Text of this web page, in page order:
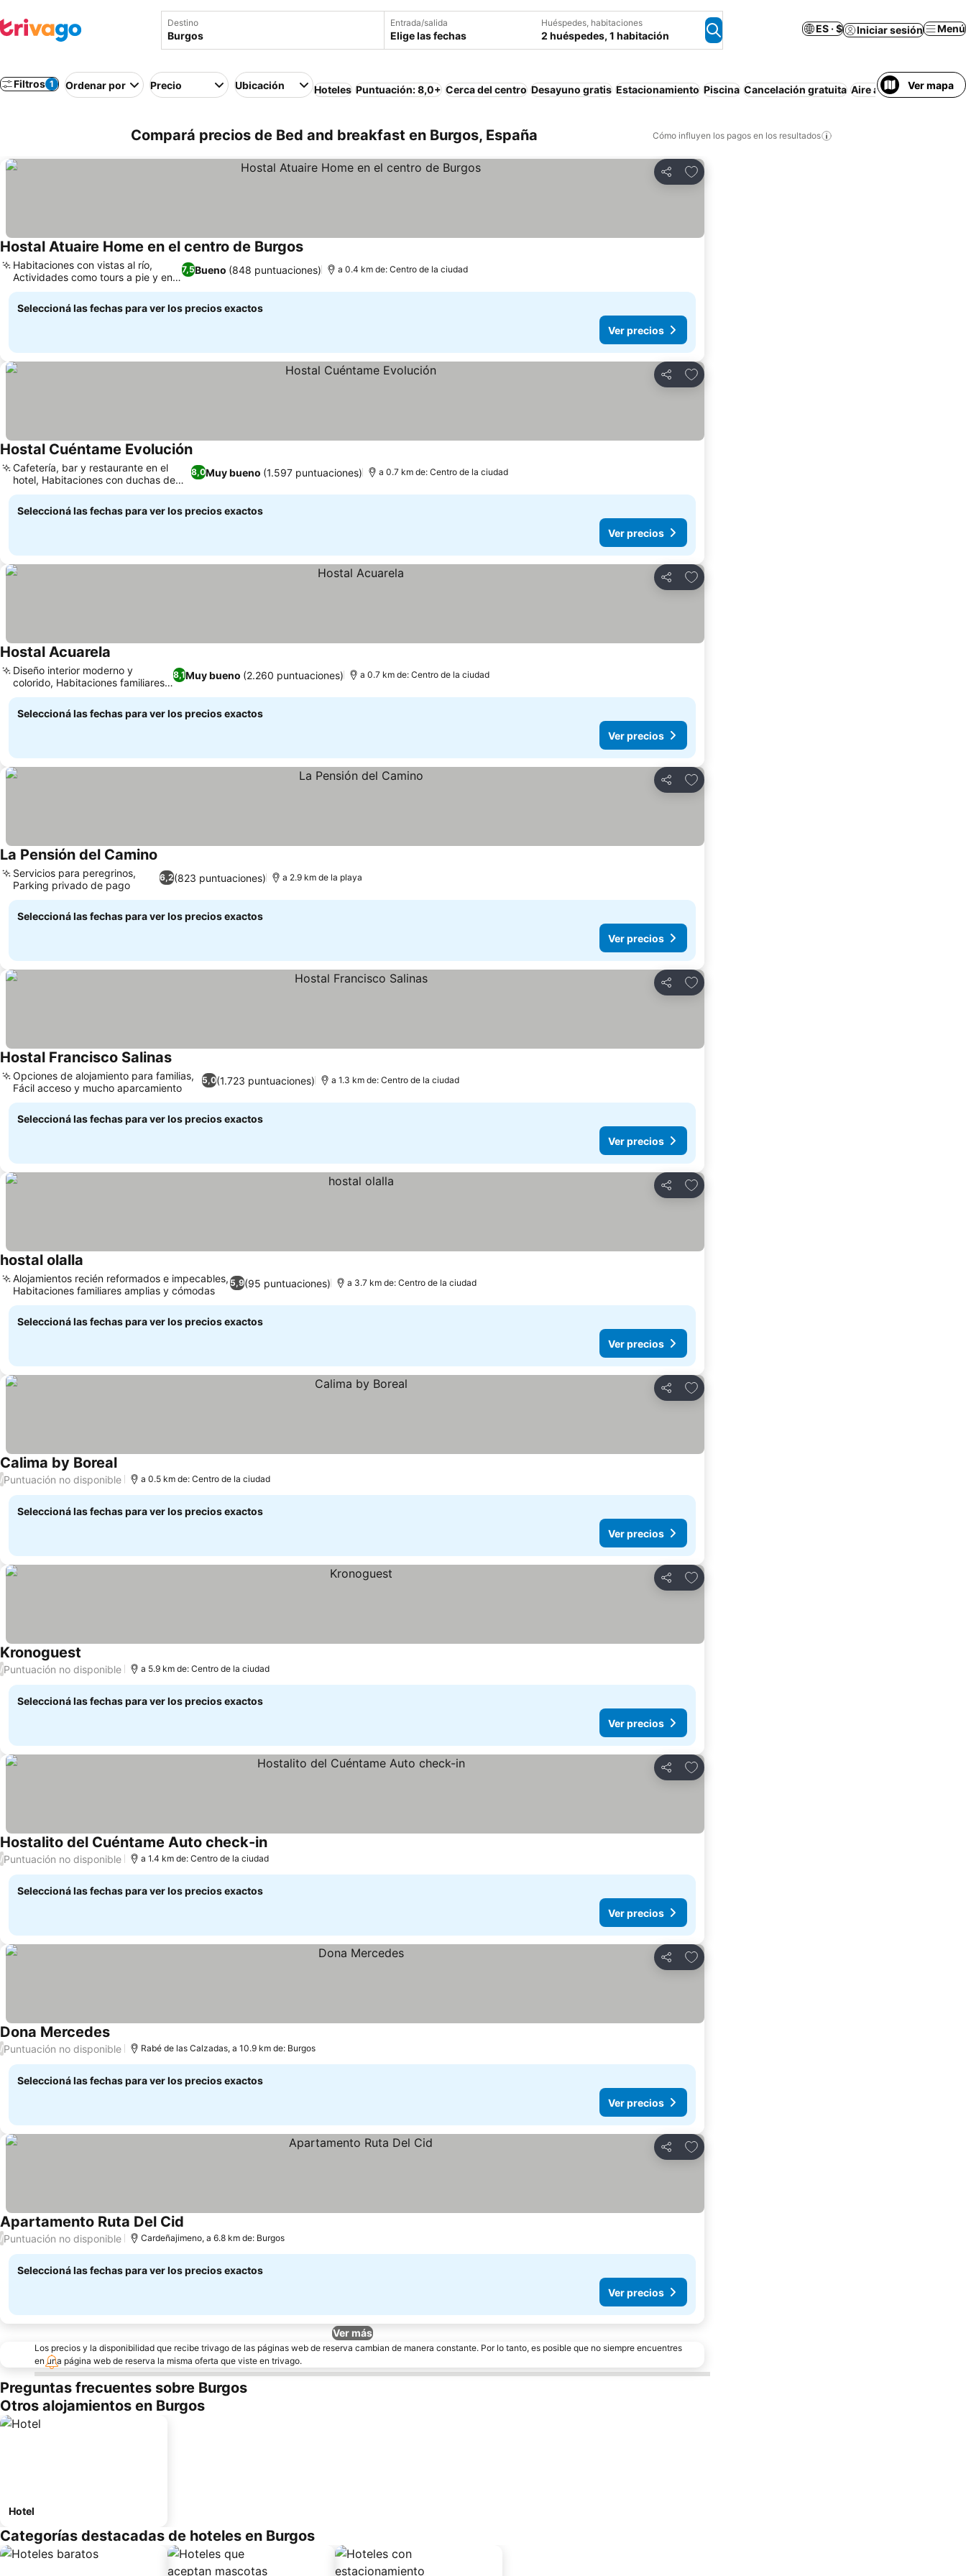
Destino Entrada/salida
Elige las fechas
Huéspedes, habitaciones
2 huéspedes, 1 habitación
ES · $ Iniciar sesión Menú
Filtros 1 Ordenar por Precio Ubicación Hoteles Puntuación: 8,0+ Cerca del centro Desayuno gratis Estacionamiento Piscina Cancelación gratuita Aire acondicionado
Ver mapa
Compará precios de Bed and breakfast en Burgos, España Cómo influyen los pagos en los resultados
Compartir
Añadir a favoritos
Hostal Atuaire Home en el centro de BurgosVer precios
7,5Bueno (848 puntuaciones)
Habitaciones con vistas al río,
Actividades como tours a pie y en
bici
a 0.4 km de: Centro de la ciudad
Seleccioná las fechas para ver los precios exactos
Ver precios
Compartir
Añadir a favoritos
Hostal Cuéntame EvoluciónVer precios
8,0Muy bueno (1.597 puntuaciones)
Cafetería, bar y restaurante en el
hotel, Habitaciones con duchas de
hidromasaje
a 0.7 km de: Centro de la ciudad
Seleccioná las fechas para ver los precios exactos
Ver precios
Compartir
Añadir a favoritos
Hostal Acuarela
8,1Muy bueno (2.260 puntuaciones)
Diseño interior moderno y
colorido, Habitaciones familiares y
estudios
a 0.7 km de: Centro de la ciudad
Seleccioná las fechas para ver los precios exactos
Ver precios
Compartir
Añadir a favoritos
La Pensión del Camino
6,2(823 puntuaciones)
Servicios para peregrinos,
Parking privado de pago
a 2.9 km de la playa
Seleccioná las fechas para ver los precios exactos
Ver precios
Compartir
Añadir a favoritos
Hostal Francisco SalinasVer precios
5,0(1.723 puntuaciones)
Opciones de alojamiento para familias,
Fácil acceso y mucho aparcamiento
a 1.3 km de: Centro de la ciudad
Seleccioná las fechas para ver los precios exactos
Ver precios
Compartir
Añadir a favoritos
hostal olalla
5,9(95 puntuaciones)
Alojamientos recién reformados e impecables,
Habitaciones familiares amplias y cómodas
a 3.7 km de: Centro de la ciudad
Seleccioná las fechas para ver los precios exactos
Ver precios
Compartir
Añadir a favoritos
Calima by BorealVer precios
/Puntuación no disponible a 0.5 km de: Centro de la ciudad
Seleccioná las fechas para ver los precios exactos
Ver precios
Compartir
Añadir a favoritos
Kronoguest Ver precios
/Puntuación no disponible a 5.9 km de: Centro de la ciudad
Seleccioná las fechas para ver los precios exactos
Ver precios
Compartir
Añadir a favoritos
Hostalito del Cuéntame Auto check-inVer precios
/Puntuación no disponible a 1.4 km de: Centro de la ciudad
Seleccioná las fechas para ver los precios exactos
Ver precios
Compartir
Añadir a favoritos
Dona MercedesVer precios
/Puntuación no disponible Rabé de las Calzadas, a 10.9 km de: Burgos
Seleccioná las fechas para ver los precios exactos
Ver precios
Compartir
Añadir a favoritos
Apartamento Ruta Del Cid
/Puntuación no disponible Cardeñajimeno, a 6.8 km de: Burgos
Seleccioná las fechas para ver los precios exactos
Ver precios
Ver más
Los precios y la disponibilidad que recibe trivago de las páginas web de reserva cambian de manera constante. Por lo tanto, es posible que no siempre encuentres
en una página web de reserva la misma oferta que viste en trivago.
Preguntas frecuentes sobre Burgos
Otros alojamientos en Burgos
Hotel
Categorías destacadas de hoteles en Burgos